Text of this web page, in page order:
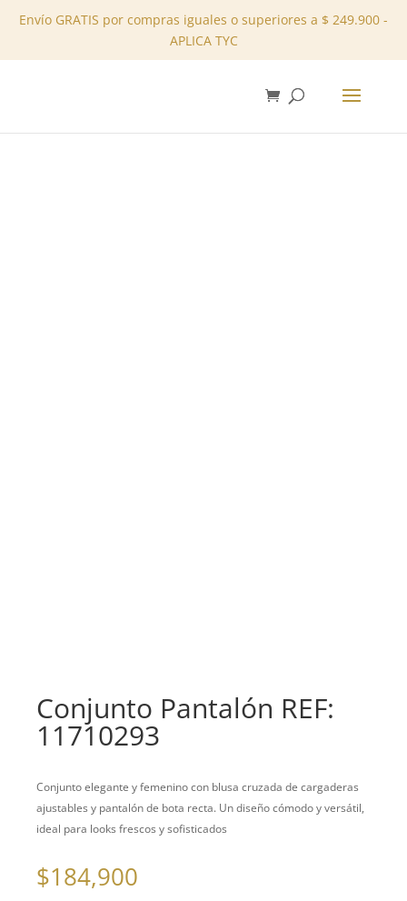
Envío GRATIS por compras iguales o superiores a $ 249.900 -
APLICA TYC
✕
Conjunto Pantalón REF:
11710293
Conjunto elegante y femenino con blusa cruzada de cargaderas
ajustables y pantalón de bota recta. Un diseño cómodo y versátil,
ideal para looks frescos y sofisticados
$184,900